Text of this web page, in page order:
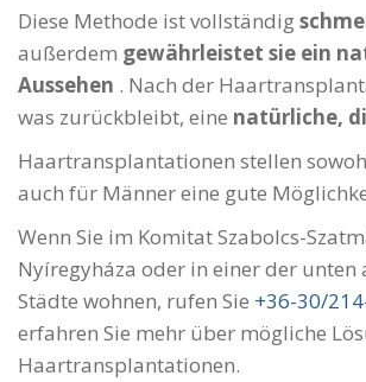
Diese Methode ist vollständig
außerdem gewährleistet sie ein
Aussehen . Nach der
was zurückbleibt, eine natürliche,
Haartransplantationen stellen
auch für Männer eine gute
Wenn Sie im Komitat Szabolcs-
Nyíregyháza oder in einer der
Städte wohnen, rufen Sie +36-30/
erfahren Sie mehr über mögliche
Haartransplantationen.